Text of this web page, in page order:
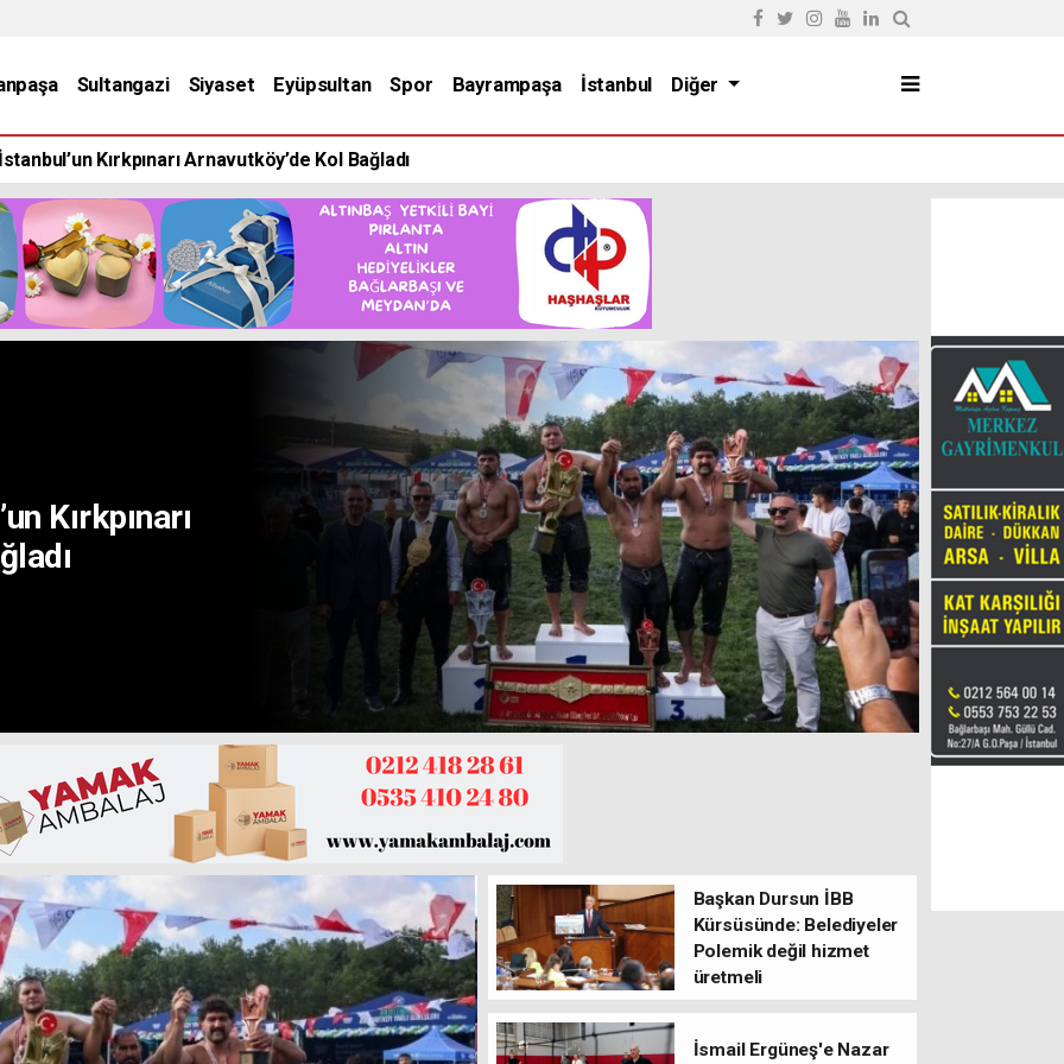
Sultangazi Siyaset Eyüpsultan Spor Bayrampaşa İstanbul Diğer
KUŞAKLAR MASALLARDA BULUŞTU
Dr.
Kırkpınarı
KUŞAKLAR
Başkan Dursun İBB
Kürsüsünde: Belediyeler
Polemik değil hizmet
üretmeli
İsmail Ergüneş'e Nazar